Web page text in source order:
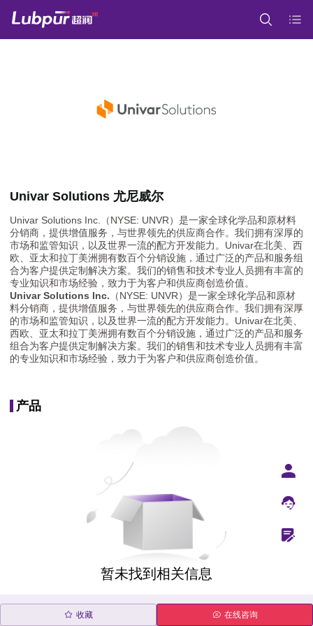
Univar Solutions 尤尼威尔
Univar Solutions Inc.（NYSE: UNVR）是一家全球化学品和原材料
分销商，提供增值服务，与世界领先的供应商合作。我们拥有深厚的
市场和监管知识，以及世界一流的配方开发能力。Univar在北美、西
欧、亚太和拉丁美洲拥有数百个分销设施，通过广泛的产品和服务组
合为客户提供定制解决方案。我们的销售和技术专业人员拥有丰富的
专业知识和市场经验，致力于为客户和供应商创造价值。
Univar Solutions Inc. （NYSE: UNVR）是一家全球化学品和原材
料分销商，提供增值服务，与世界领先的供应商合作。我们拥有深厚
的市场和监管知识，以及世界一流的配方开发能力。Univar在北美、
西欧、亚太和拉丁美洲拥有数百个分销设施，通过广泛的产品和服务
组合为客户提供定制解决方案。我们的销售和技术专业人员拥有丰富
的专业知识和市场经验，致力于为客户和供应商创造价值。
收藏 在线咨询
产品
暂未找到相关信息